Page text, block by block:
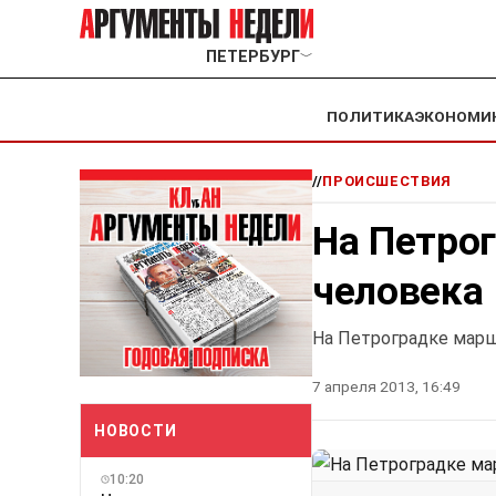
ПЕТЕРБУРГ﹀
ПОЛИТИКА
НОВОСТИ
10:20
//ПРОИСШЕСТВИЯ
На
человека
На Петроградке
7 апреля 2013, 16:49